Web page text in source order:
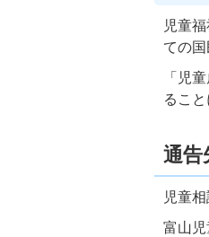
児童
ての
「児
るこ
通告
児童
富山